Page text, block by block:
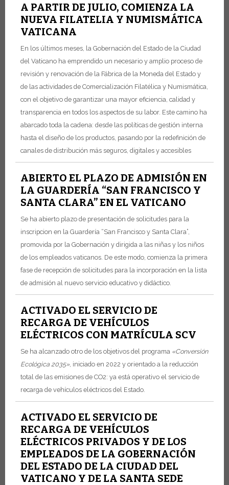
A PARTIR DE JULIO, COMIENZA LA
NUEVA FILATELIA Y NUMISMÁTICA
VATICANA
En los últimos meses, la Gobernación del Estado de la Ciudad
del Vaticano ha emprendido un necesario y amplio proceso de
revisión y renovación de la Fábrica de la Moneda del Estado y
de las actividades de Comercialización Filatélica y Numismática,
con el objetivo de garantizar una mayor eficiencia, calidad y
transparencia en todos los aspectos de su labor. Este camino ha
abarcado toda la cadena: desde las políticas de gestión interna
hasta el diseño de los productos, pasando por la redefinición de
canales de distribución más seguros, digitales y accesibles
ABIERTO EL PLAZO DE ADMISIÓN EN
LA GUARDERÍA “SAN FRANCISCO Y
SANTA CLARA” EN EL VATICANO
Se ha abierto plazo de presentación de solicitudes para la
inscripcion en la Guardería “San Francisco y Santa Clara”,
promovida por la Gobernación y dirigida a las niñas y los niños
de los empleados vaticanos. De este modo, comienza la primera
fase de recepción de solicitudes para la incorporación en la lista
de admisión al nuevo servicio educativo y didáctico.
ACTIVADO EL SERVICIO DE
RECARGA DE VEHÍCULOS
ELÉCTRICOS CON MATRÍCULA SCV
Se ha alcanzado otro de los objetivos del programa «Conversión
Ecológica 2035», iniciado en 2022 y orientado a la reducción
total de las emisiones de CO2: ya está operativo el servicio de
recarga de vehículos eléctricos del Estado.
ACTIVADO EL SERVICIO DE
RECARGA DE VEHÍCULOS
ELÉCTRICOS PRIVADOS Y DE LOS
EMPLEADOS DE LA GOBERNACIÓN
DEL ESTADO DE LA CIUDAD DEL
VATICANO Y DE LA SANTA SEDE